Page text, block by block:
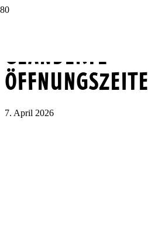
GEÄNDERTE
7. April 2026